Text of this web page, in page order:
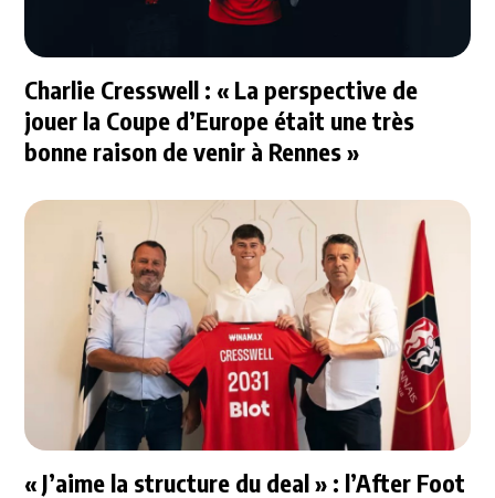
Charlie Cresswell : « La perspective de
jouer la Coupe d’Europe était une très
bonne raison de venir à Rennes »
« J’aime la structure du deal » : l’After Foot